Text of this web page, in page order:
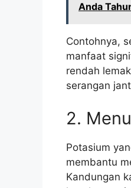
Anda
Contohnya,
manfaat
rendah
serangan
2.
Potasium
membantu
Kandungan